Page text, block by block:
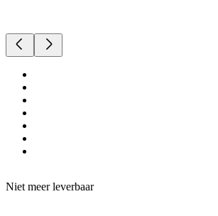
Niet meer leverbaar